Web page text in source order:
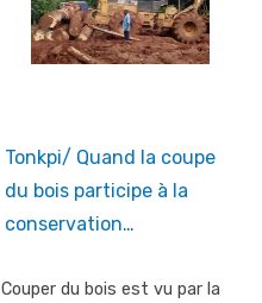
Tonkpi/ Quand la coupe
du bois participe à la
conservation…
Couper du bois est vu par la